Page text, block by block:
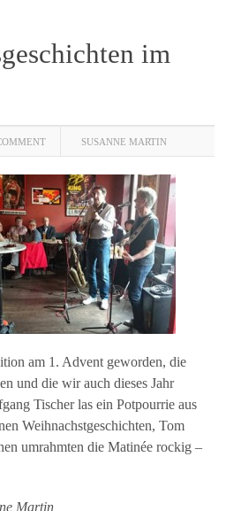
im
SUSANNE MARTIN
am 1. Advent geworden, die
und die wir auch dieses Jahr
Tischer las ein Potpourrie aus
Weihnachstgeschichten, Tom
umrahmten die Matinée rockig –
Martin